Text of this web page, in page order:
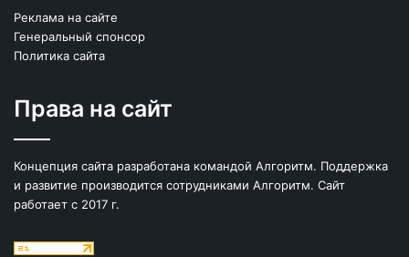
Реклама на сайте
Генеральный спонсор
Политика сайта
Права на сайт
Концепция сайта разработана командой Алгоритм. Поддержка
и развитие производится сотрудниками Алгоритм. Сайт
работает с 2017 г.